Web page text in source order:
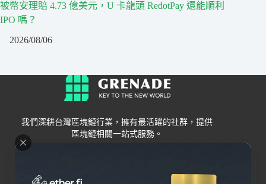
被幣安理賠 4.73 億美元，U 卡龍頭 RedotPay 還能順利
IPO 嗎？
2026/08/06
我們深耕台灣區塊鏈行業，擁有最活躍的社群，提供
區塊鏈相關一站式服務。
Grenade